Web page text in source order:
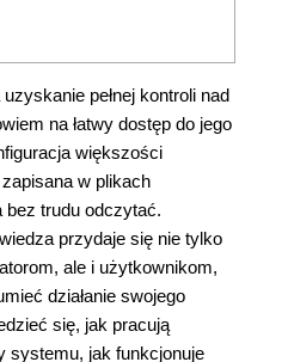
pełnej kontroli nad
na łatwy dostęp do jego
większości
w plikach
trudu odczytać.
przydaje się nie tylko
ale i użytkownikom,
działanie swojego
się, jak pracują
systemu, jak funkcjonuje